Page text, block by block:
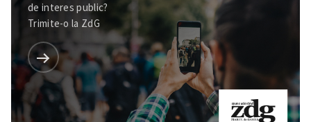
de interes public?
Trimite-o la ZdG